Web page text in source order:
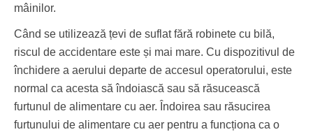
mâinilor.
Când se utilizează țevi de suflat fără robinete cu bilă,
riscul de accidentare este și mai mare. Cu dispozitivul de
închidere a aerului departe de accesul operatorului, este
normal ca acesta să îndoiască sau să răsucească
furtunul de alimentare cu aer. Îndoirea sau răsucirea
furtunului de alimentare cu aer pentru a funcționa ca o